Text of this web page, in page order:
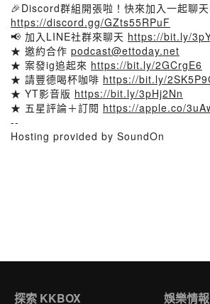
🎉Discord群組開張啦！快來加入一起聊天
https://discord.gg/GZts55RPuF
📢 加入LINE社群來聊天 https://bit.ly/
★ 邀約合作 podcast@ettoday.net
★ 案發ig追起來 https://bit.ly/2GCrgE6
★ 請豐德喝杯咖啡 https://bit.ly/
★ YT影音版 https://bit.ly/3pHj2Nn
★ 五星評論＋訂閱 https://apple.co/
--
Hosting provided by SoundOn
探索 KKBOX 娛樂情報